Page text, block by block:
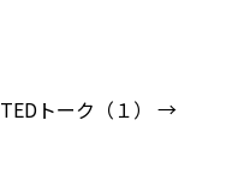
TEDトーク（１） →